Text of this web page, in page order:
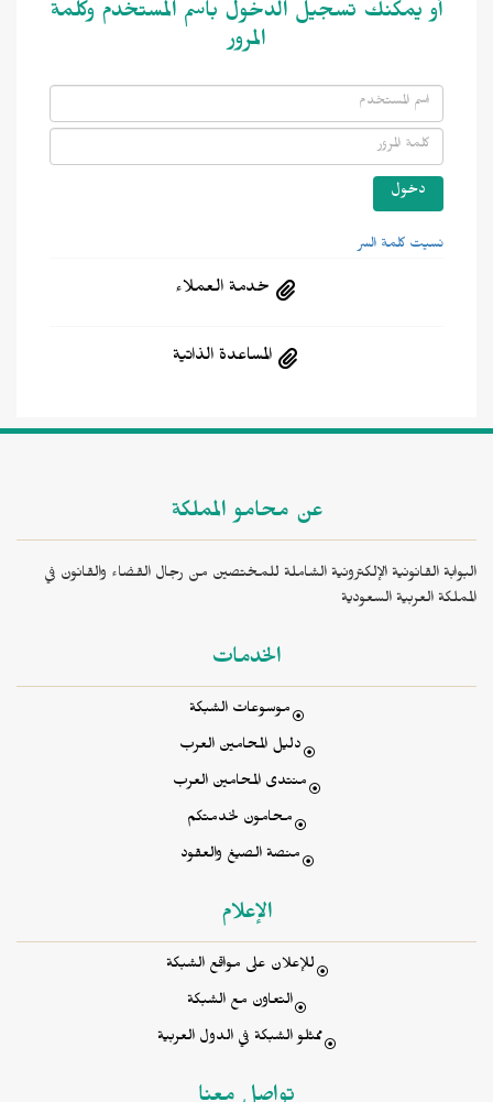
أو يمكنك تسجيل الدخول باسم المستخدم وكلمة
المرور
نسيت كلمة السر
خدمة العملاء
المساعدة الذاتية
عن محامو المملكة
البوابة القانونية الإلكترونية الشاملة للمختصين من رجال القضاء والقانون في
المملكة العربية السعودية
الخدمات
موسوعات الشبكة
دليل المحامين العرب
منتدى المحامين العرب
محامون لخدمتكم
منصة الصيغ والعقود
الإعلام
للإعلان على مواقع الشبكة
التعاون مع الشبكة
ممثلو الشبكة في الدول العربية